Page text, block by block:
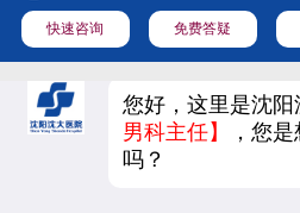
快速咨询 免费答疑
您好，这里是沈阳
男科主任】
，您
吗？